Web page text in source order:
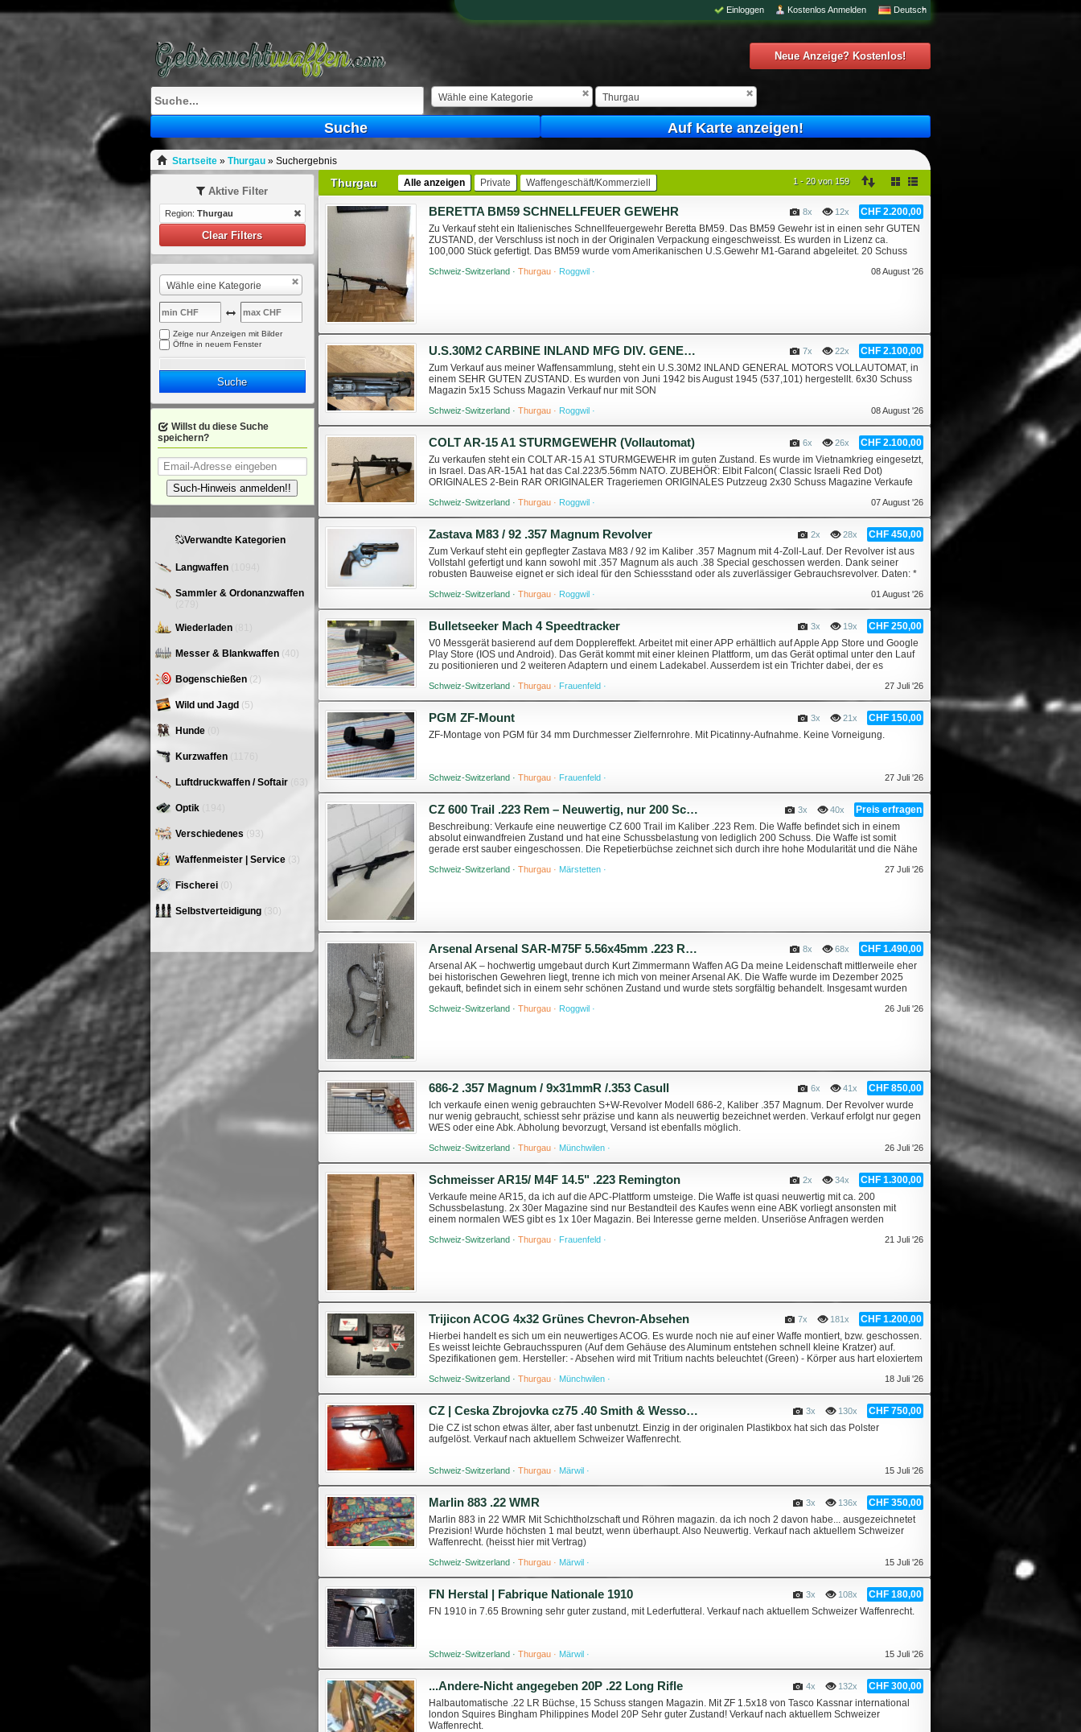
Deutsch
Kostenlos Anmelden
Einloggen
Neue Anzeige? Kostenlos!
Wähle eine Kategorie Thurgau
Suche Auf Karte anzeigen!
Startseite» Thurgau» Suchergebnis
Thurgau Alle anzeigen Private Waffengeschäft/Kommerziell 1 - 20 von 159
BERETTA BM59 SCHNELLFEUER GEWEHR CHF 2.200,00
12x
8x
Zu Verkauf steht ein Italienisches Schnellfeuergewehr Beretta BM59. Das BM59 Gewehr ist in einen sehr GUTEN
ZUSTAND, der Verschluss ist noch in der Originalen Verpackung eingeschweisst. Es wurden in Lizenz ca.
100,000 Stück gefertigt. Das BM59 wurde vom Amerikanischen U.S.Gewehr M1-Garand abgeleitet. 20 Schuss
Schweiz-Switzerland ·Thurgau · Roggwil · 08 August '26
U.S.30M2 CARBINE INLAND MFG DIV. GENERAL MOTORS CHF 2.100,00
22x
7x
Zum Verkauf aus meiner Waffensammlung, steht ein U.S.30M2 INLAND GENERAL MOTORS VOLLAUTOMAT, in
einem SEHR GUTEN ZUSTAND. Es wurden von Juni 1942 bis August 1945 (537,101) hergestellt. 6x30 Schuss
Magazin 5x15 Schuss Magazin Verkauf nur mit SON
Schweiz-Switzerland ·Thurgau · Roggwil · 08 August '26
COLT AR-15 A1 STURMGEWEHR (Vollautomat) CHF 2.100,00
26x
6x
Zu verkaufen steht ein COLT AR-15 A1 STURMGEWEHR im guten Zustand. Es wurde im Vietnamkrieg eingesetzt,
in Israel. Das AR-15A1 hat das Cal.223/5.56mm NATO. ZUBEHÖR: Elbit Falcon( Classic Israeli Red Dot)
ORIGINALES 2-Bein RAR ORIGINALER Trageriemen ORIGINALES Putzzeug 2x30 Schuss Magazine Verkaufe
Schweiz-Switzerland ·Thurgau · Roggwil · 07 August '26
Zastava M83 / 92 .357 Magnum Revolver CHF 450,00
28x
2x
Zum Verkauf steht ein gepflegter Zastava M83 / 92 im Kaliber .357 Magnum mit 4-Zoll-Lauf. Der Revolver ist aus
Vollstahl gefertigt und kann sowohl mit .357 Magnum als auch .38 Special geschossen werden. Dank seiner
robusten Bauweise eignet er sich ideal für den Schiessstand oder als zuverlässiger Gebrauchsrevolver. Daten: *
Schweiz-Switzerland ·Thurgau · Roggwil · 01 August '26
Bulletseeker Mach 4 Speedtracker CHF 250,00
19x
3x
V0 Messgerät basierend auf dem Dopplereffekt. Arbeitet mit einer APP erhältlich auf Apple App Store und Google
Play Store (IOS und Android). Das Gerät kommt mit einer kleinen Plattform, um das Gerät optimal unter den Lauf
zu positionieren und 2 weiteren Adaptern und einem Ladekabel. Ausserdem ist ein Trichter dabei, der es
Schweiz-Switzerland ·Thurgau · Frauenfeld · 27 Juli '26
PGM ZF-Mount CHF 150,00
21x
3x
ZF-Montage von PGM für 34 mm Durchmesser Zielfernrohre. Mit Picatinny-Aufnahme. Keine Vorneigung.
Schweiz-Switzerland ·Thurgau · Frauenfeld · 27 Juli '26
CZ 600 Trail .223 Rem – Neuwertig, nur 200 Schuss Belastung (AR-kompatibel) Preis erfragen
40x
3x
Beschreibung: Verkaufe eine neuwertige CZ 600 Trail im Kaliber .223 Rem. Die Waffe befindet sich in einem
absolut einwandfreien Zustand und hat eine Schussbelastung von lediglich 200 Schuss. Die Waffe ist somit
gerade erst sauber eingeschossen. Die Repetierbüchse zeichnet sich durch ihre hohe Modularität und die Nähe
Schweiz-Switzerland ·Thurgau · Märstetten · 27 Juli '26
Arsenal Arsenal SAR-M75F 5.56x45mm .223 Remington CHF 1.490,00
68x
8x
Arsenal AK – hochwertig umgebaut durch Kurt Zimmermann Waffen AG Da meine Leidenschaft mittlerweile eher
bei historischen Gewehren liegt, trenne ich mich von meiner Arsenal AK. Die Waffe wurde im Dezember 2025
gekauft, befindet sich in einem sehr schönen Zustand und wurde stets sorgfältig behandelt. Insgesamt wurden
Schweiz-Switzerland ·Thurgau · Roggwil · 26 Juli '26
686-2 .357 Magnum / 9x31mmR /.353 Casull CHF 850,00
41x
6x
Ich verkaufe einen wenig gebrauchten S+W-Revolver Modell 686-2, Kaliber .357 Magnum. Der Revolver wurde
nur wenig gebraucht, schiesst sehr präzise und kann als neuwertig bezeichnet werden. Verkauf erfolgt nur gegen
WES oder eine Abk. Abholung bevorzugt, Versand ist ebenfalls möglich.
Schweiz-Switzerland ·Thurgau · Münchwilen · 26 Juli '26
Schmeisser AR15/ M4F 14.5" .223 Remington CHF 1.300,00
34x
2x
Verkaufe meine AR15, da ich auf die APC-Plattform umsteige. Die Waffe ist quasi neuwertig mit ca. 200
Schussbelastung. 2x 30er Magazine sind nur Bestandteil des Kaufes wenn eine ABK vorliegt ansonsten mit
einem normalen WES gibt es 1x 10er Magazin. Bei Interesse gerne melden. Unseriöse Anfragen werden
Schweiz-Switzerland ·Thurgau · Frauenfeld · 21 Juli '26
Trijicon ACOG 4x32 Grünes Chevron-Absehen CHF 1.200,00
181x
7x
Hierbei handelt es sich um ein neuwertiges ACOG. Es wurde noch nie auf einer Waffe montiert, bzw. geschossen.
Es weisst leichte Gebrauchsspuren (Auf dem Gehäuse des Aluminum entstehen schnell kleine Kratzer) auf.
Spezifikationen gem. Hersteller: - Absehen wird mit Tritium nachts beleuchtet (Green) - Körper aus hart eloxiertem
Schweiz-Switzerland ·Thurgau · Münchwilen · 18 Juli '26
CZ | Ceska Zbrojovka cz75 .40 Smith & Wesson/Auto / 10 x 21 mm CHF 750,00
130x
3x
Die CZ ist schon etwas älter, aber fast unbenutzt. Einzig in der originalen Plastikbox hat sich das Polster
aufgelöst. Verkauf nach aktuellem Schweizer Waffenrecht.
Schweiz-Switzerland ·Thurgau · Märwil · 15 Juli '26
Marlin 883 .22 WMR CHF 350,00
136x
3x
Marlin 883 in 22 WMR Mit Schichtholzschaft und Röhren magazin. da ich noch 2 davon habe... ausgezeichnetet
Prezision! Wurde höchsten 1 mal beutzt, wenn überhaupt. Also Neuwertig. Verkauf nach aktuellem Schweizer
Waffenrecht. (heisst hier mit Vertrag)
Schweiz-Switzerland ·Thurgau · Märwil · 15 Juli '26
FN Herstal | Fabrique Nationale 1910 CHF 180,00
108x
3x
FN 1910 in 7.65 Browning sehr guter zustand, mit Lederfutteral. Verkauf nach aktuellem Schweizer Waffenrecht.
Schweiz-Switzerland ·Thurgau · Märwil · 15 Juli '26
...Andere-Nicht angegeben 20P .22 Long Rifle CHF 300,00
132x
4x
Halbautomatische .22 LR Büchse, 15 Schuss stangen Magazin. Mit ZF 1.5x18 von Tasco Kassnar international
london Squires Bingham Philippines Model 20P Sehr guter Zustand! Verkauf nach aktuellem Schweizer
Waffenrecht.
Aktive Filter
Region: Thurgau
Clear Filters
Wähle eine Kategorie
Zeige nur Anzeigen mit Bilder
Öffne in neuem Fenster
Suche
Willst du diese Suche
speichern?
Such-Hinweis anmelden!!
Verwandte Kategorien
Langwaffen
Sammler & Ordonanzwaffen
Wiederladen
Messer & Blankwaffen (40)
Bogenschießen (2)
Wild und Jagd (5)
Hunde
Kurzwaffen
Luftdruckwaffen / Softair
Optik
Verschiedenes (93)
Waffenmeister | Service (3)
Fischerei (0)
Selbstverteidigung (30)